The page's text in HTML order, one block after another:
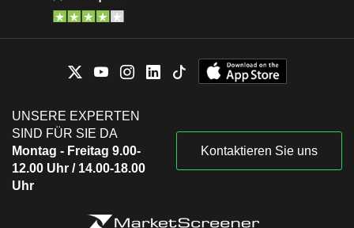
UNSERE EXPERTEN
SIND FÜR SIE DA
Montag - Freitag 9.00-
12.00 Uhr / 14.00-18.00
Uhr
Kontaktieren Sie uns